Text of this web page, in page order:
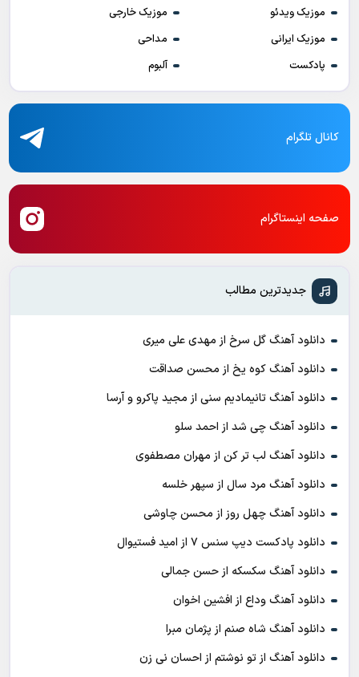
موزیک ویدئو
موزیک خارجی
موزیک ایرانی
مداحی
پادکست
آلبوم
کانال تلگرام
صفحه اینستاگرام
جدیدترین مطالب
دانلود آهنگ گل سرخ از مهدی علی میری
دانلود آهنگ کوه یخ از محسن صداقت
دانلود آهنگ تانیمادیم سنی از مجید پاکرو و آرسا
دانلود آهنگ چی شد از احمد سلو
دانلود آهنگ لب تر کن از مهران مصطفوی
دانلود آهنگ مرد سال از سپهر خلسه
دانلود آهنگ چهل روز از محسن چاوشی
دانلود پادکست ديپ سنس ۷ از اميد فستيوال
دانلود آهنگ سکسکه از حسن جمالی
دانلود آهنگ وداع از افشين اخوان
دانلود آهنگ شاه صنم از پژمان مبرا
دانلود آهنگ از تو نوشتم از احسان نی زن